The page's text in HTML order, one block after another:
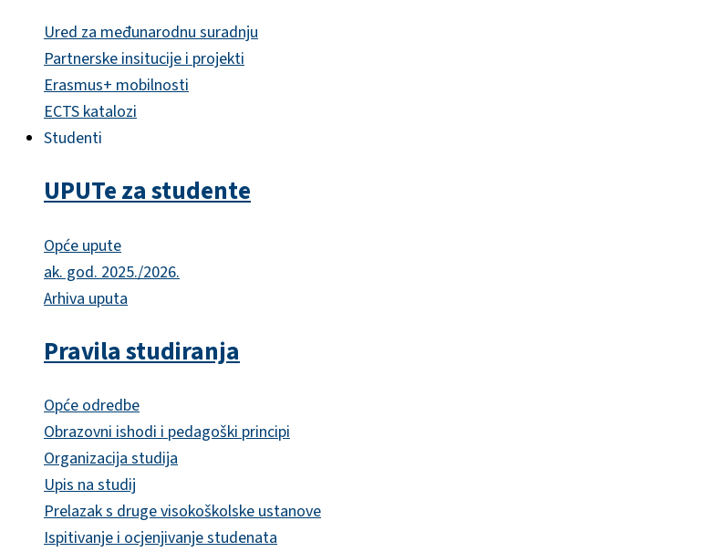
Ured za međunarodnu suradnju
Partnerske insitucije i projekti
Erasmus+ mobilnosti
ECTS katalozi
Studenti
UPUTe za studente
Opće upute
ak. god. 2025./2026.
Arhiva uputa
Pravila studiranja
Opće odredbe
Obrazovni ishodi i pedagoški principi
Organizacija studija
Upis na studij
Prelazak s druge visokoškolske ustanove
Ispitivanje i ocjenjivanje studenata